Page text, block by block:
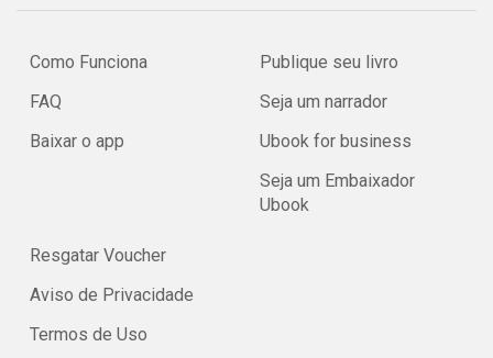
Como Funciona
FAQ
Baixar o app
Publique seu livro
Seja um narrador
Ubook for business
Seja um Embaixador
Ubook
Resgatar Voucher
Aviso de Privacidade
Termos de Uso